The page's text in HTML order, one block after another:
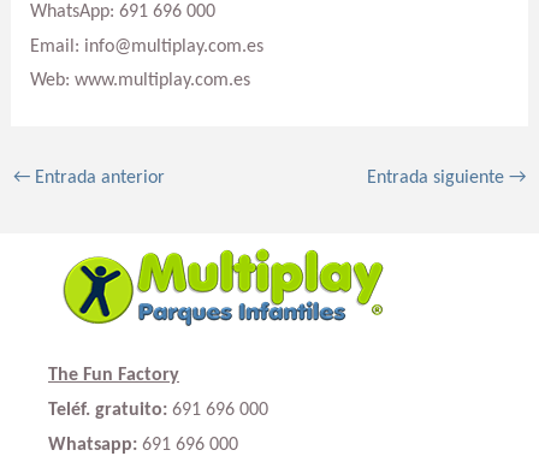
WhatsApp: 691 696 000
Email: info@multiplay.com.es
Web: www.multiplay.com.es
←Entrada anterior Entrada siguiente→
The Fun Factory
Teléf. gratuito: 691 696 000
Whatsapp: 691 696 000